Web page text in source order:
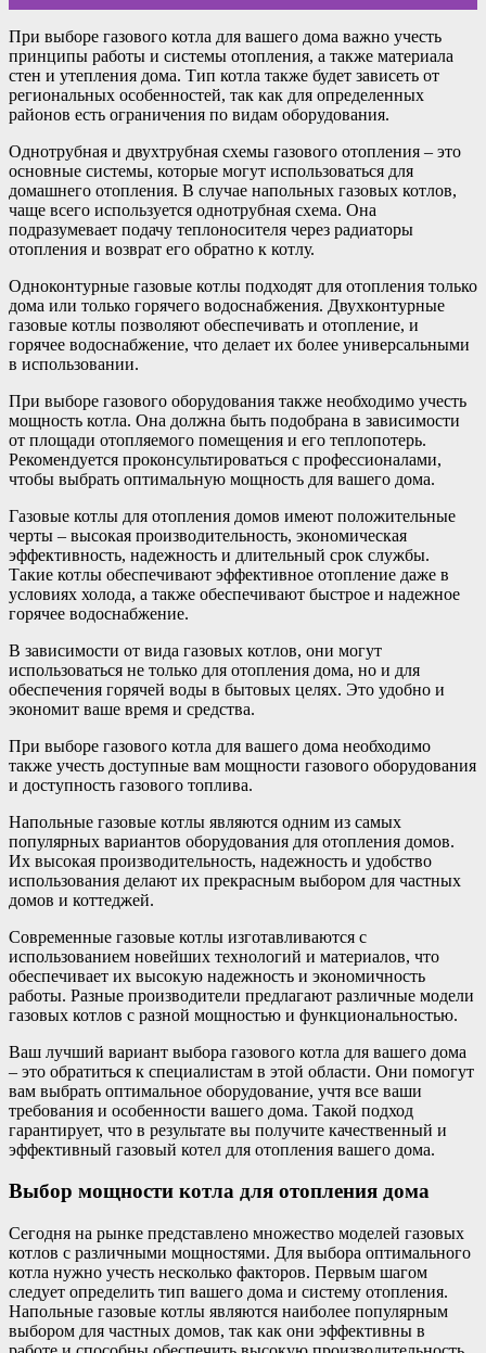
При выборе газового котла для вашего дома важно учесть
принципы работы и системы отопления, а также материала
стен и утепления дома. Тип котла также будет зависеть от
региональных особенностей, так как для определенных
районов есть ограничения по видам оборудования.
Однотрубная и двухтрубная схемы газового отопления – это
основные системы, которые могут использоваться для
домашнего отопления. В случае напольных газовых котлов,
чаще всего используется однотрубная схема. Она
подразумевает подачу теплоносителя через радиаторы
отопления и возврат его обратно к котлу.
Одноконтурные газовые котлы подходят для отопления только
дома или только горячего водоснабжения. Двухконтурные
газовые котлы позволяют обеспечивать и отопление, и
горячее водоснабжение, что делает их более универсальными
в использовании.
При выборе газового оборудования также необходимо учесть
мощность котла. Она должна быть подобрана в зависимости
от площади отопляемого помещения и его теплопотерь.
Рекомендуется проконсультироваться с профессионалами,
чтобы выбрать оптимальную мощность для вашего дома.
Газовые котлы для отопления домов имеют положительные
черты – высокая производительность, экономическая
эффективность, надежность и длительный срок службы.
Такие котлы обеспечивают эффективное отопление даже в
условиях холода, а также обеспечивают быстрое и надежное
горячее водоснабжение.
В зависимости от вида газовых котлов, они могут
использоваться не только для отопления дома, но и для
обеспечения горячей воды в бытовых целях. Это удобно и
экономит ваше время и средства.
При выборе газового котла для вашего дома необходимо
также учесть доступные вам мощности газового оборудования
и доступность газового топлива.
Напольные газовые котлы являются одним из самых
популярных вариантов оборудования для отопления домов.
Их высокая производительность, надежность и удобство
использования делают их прекрасным выбором для частных
домов и коттеджей.
Современные газовые котлы изготавливаются с
использованием новейших технологий и материалов, что
обеспечивает их высокую надежность и экономичность
работы. Разные производители предлагают различные модели
газовых котлов с разной мощностью и функциональностью.
Ваш лучший вариант выбора газового котла для вашего дома
– это обратиться к специалистам в этой области. Они помогут
вам выбрать оптимальное оборудование, учтя все ваши
требования и особенности вашего дома. Такой подход
гарантирует, что в результате вы получите качественный и
эффективный газовый котел для отопления вашего дома.
Выбор мощности котла для отопления дома
Сегодня на рынке представлено множество моделей газовых
котлов с различными мощностями. Для выбора оптимального
котла нужно учесть несколько факторов. Первым шагом
следует определить тип вашего дома и систему отопления.
Напольные газовые котлы являются наиболее популярным
выбором для частных домов, так как они эффективны в